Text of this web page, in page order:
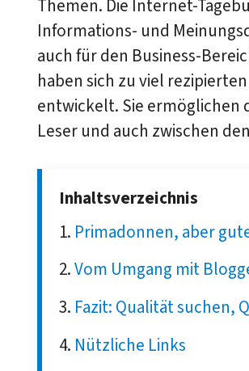
Themen. Die Internet-
Informations- und
auch für den Business-
haben sich zu viel
entwickelt. Sie ermöglichen
Leser und auch zwischen
Inhaltsverzeichnis
Primadonnen, aber
Vom Umgang mit
Fazit: Qualität suchen,
Nützliche Links